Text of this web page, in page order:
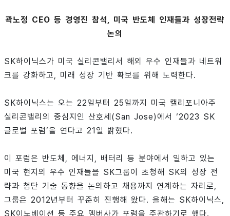
곽노정 CEO 등 경영진 참석, 미국 반도체 인재들과 성장전략
논의
SK하이닉스가 미국 실리콘밸리서 해외 우수 인재들과 네트워
크를 강화하고, 미래 성장 기반 확보를 위해 노력한다.
SK하이닉스는 오는 22일부터 25일까지 미국 캘리포니아주
실리콘밸리의 중심지인 산호세(San Jose)에서 ‘2023 SK
글로벌 포럼’을 연다고 21일 밝혔다.
이 포럼은 반도체, 에너지, 배터리 등 분야에서 일하고 있는
미국 현지의 우수 인재들을 SK그룹이 초청해 SK의 성장 전
략과 첨단 기술 동향을 논의하고 채용까지 연계하는 자리로,
그룹은 2012년부터 꾸준히 진행해 왔다. 올해는 SK하이닉스,
SK이노베이션 등 주요 멤버사가 포럼을 주관하기로 했다.